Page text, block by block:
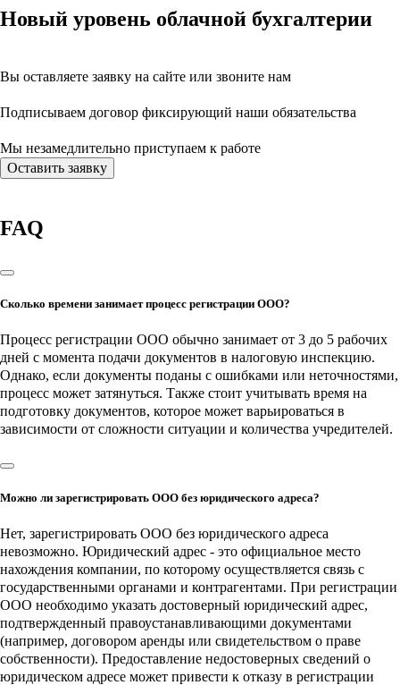
Новый уровень облачной бухгалтерии
Вы оставляете заявку на сайте или звоните нам
Подписываем договор фиксирующий наши обязательства
Мы незамедлительно приступаем к работе
Оставить заявку
FAQ
Сколько времени занимает процесс регистрации ООО?
Процесс регистрации ООО обычно занимает от 3 до 5 рабочих
дней с момента подачи документов в налоговую инспекцию.
Однако, если документы поданы с ошибками или неточностями,
процесс может затянуться. Также стоит учитывать время на
подготовку документов, которое может варьироваться в
зависимости от сложности ситуации и количества учредителей.
Можно ли зарегистрировать ООО без юридического адреса?
Нет, зарегистрировать ООО без юридического адреса
невозможно. Юридический адрес - это официальное место
нахождения компании, по которому осуществляется связь с
государственными органами и контрагентами. При регистрации
ООО необходимо указать достоверный юридический адрес,
подтвержденный правоустанавливающими документами
(например, договором аренды или свидетельством о праве
собственности). Предоставление недостоверных сведений о
юридическом адресе может привести к отказу в регистрации